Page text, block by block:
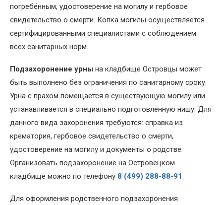
погребённым, удостоверение на могилу и гербовое
свидетельство о смерти. Копка могилы осуществляется
сертифицированными специалистами с соблюдением
всех санитарных норм.
Подзахоронение урны на кладбище Островцы может
быть выполнено без ограничения по санитарному сроку.
Урна с прахом помещается в существующую могилу или
устанавливается в специально подготовленную нишу. Для
данного вида захоронения требуются: справка из
крематория, гербовое свидетельство о смерти,
удостоверение на могилу и документы о родстве.
Организовать подзахоронение на Островецком
кладбище можно по телефону 8 (499) 288-88-91
Для оформления родственного подзахоронения